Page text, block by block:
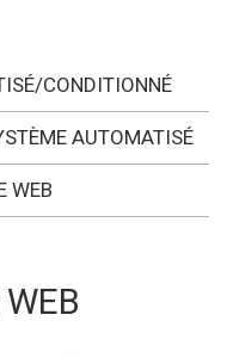
CONDITIONNÉ
AUTOMATISÉ
WEB